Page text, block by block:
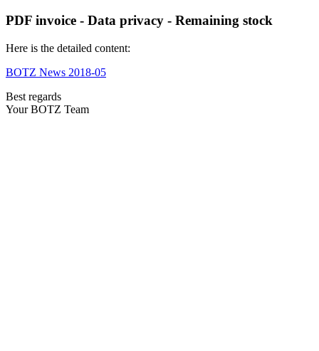
PDF invoice - Data privacy - Remaining stock
Here is the detailed content:
BOTZ News 2018-05
Best regards
Your BOTZ Team